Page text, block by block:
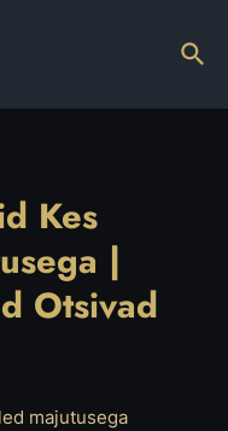
Kes
|
Otsivad
majutusega